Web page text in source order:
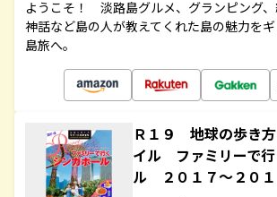
ようこそ！ 淡路島グルメ、グランピング
神話など島の人が教えてくれた島の魅力を
島旅へ。
Ｒ１９ 地球の歩き
イル ファミリーで行
ル ２０１７～２０１